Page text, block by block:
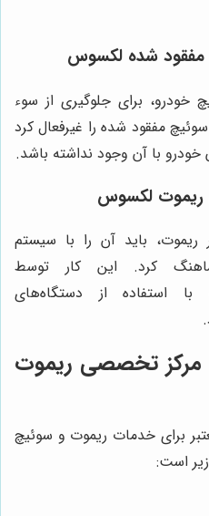
مفقود شده لکسوس
برای جلوگیری از سوء
مفقود شده را غیرفعال کرد
با آن وجود نداشته باشد.
ریموت لکسوس
باید آن را با سیستم
کرد. این کار توسط
استفاده از دستگاه‌های
مرکز تخصصی ریموت
برای خدمات ریموت و سوئیچ
است: